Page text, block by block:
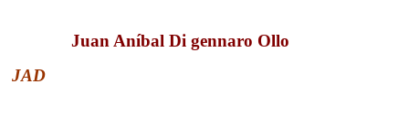
Juan Aníbal Di gennaro Ollo
JAD